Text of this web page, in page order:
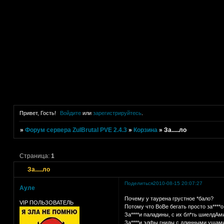
Привет, Гость! Войдите илизарегистрируйтесь
» Форум сервера ZulBrutal PVE 2.4.3 » Корзина » За.....ло
За.....ло
Страница: 1
Поделиться2010-08-15 20:07:27
Ауле
VIP ПОЛЬЗОВАТЕЛЬ
Почему у таурена грустное *бало?
Потому что ВоВе бегать просто за****о
За****и паладины, с их бл*ть
За****и элфы гниды с длинными